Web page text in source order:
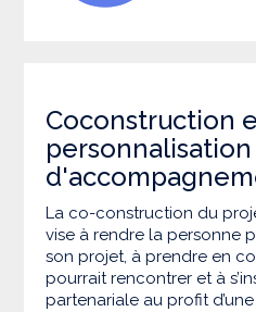
Coconstruction
La co-construction du
vise à rendre la personne
son projet, à prendre en
pourrait rencontrer et à
partenariale au profit